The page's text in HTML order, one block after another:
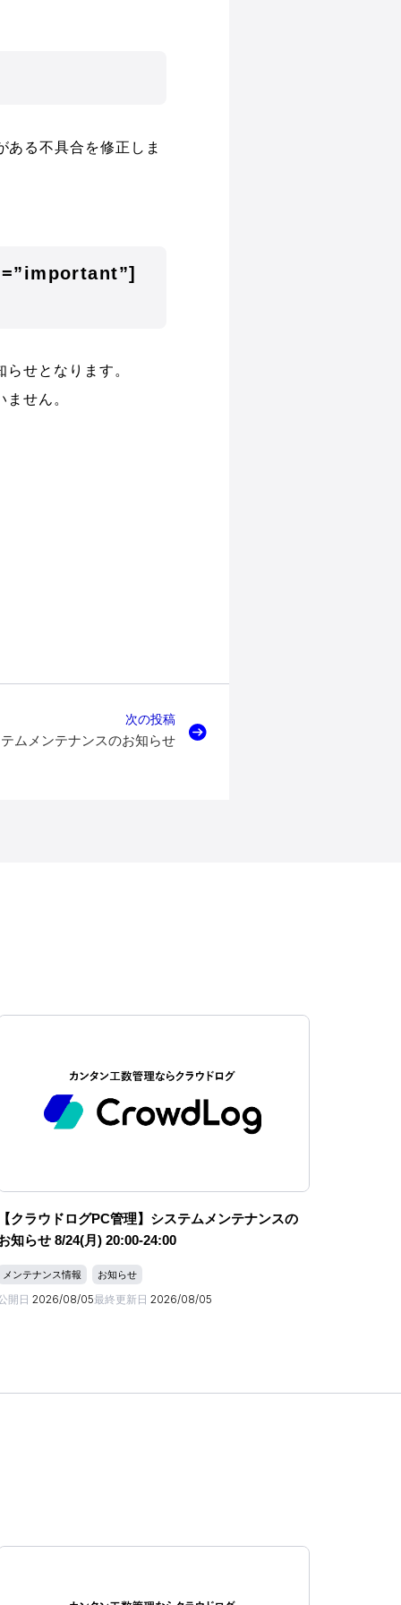
る不具合を修正しま
せとなります。
せん。
次の投稿
ムメンテナンスのお知らせ
クラウドログPC管理】システムメンテナンスの
知らせ 8/24(月) 20:00-24:00
メンテナンス情報 お知らせ
開日 2026/08/05最終更新日 2026/08/05